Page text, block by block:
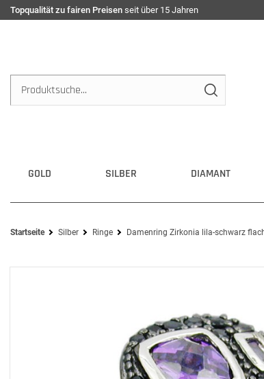
Topqualität zu fairen Preisen seit über 15 Jahren
GOLD SILBER DIAMANT
Startseite Silber Ringe Damenring Zirkonia lila-schwarz